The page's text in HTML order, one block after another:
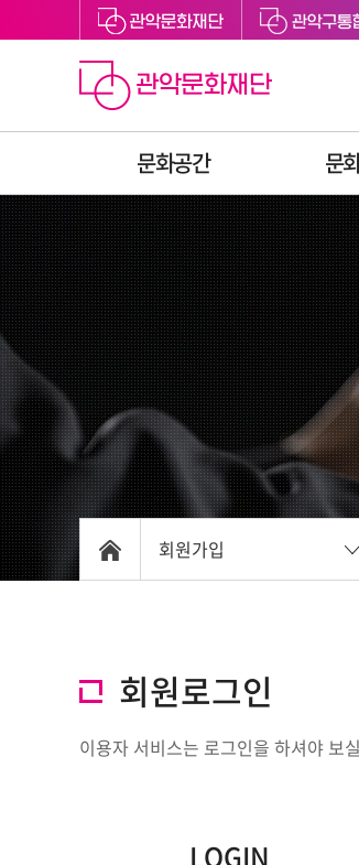
문화공간
관악아트홀
관악구립도서관
관악어린이라운지
싱글벙글교육센터
미디어센터관악
관천로 문화플랫폼
S1472
관악청년청
공간대관
문
예
문
예
문
청
회원가입
회원로그인
이용자 서비스는 로그인을 하셔야 보
LOGIN